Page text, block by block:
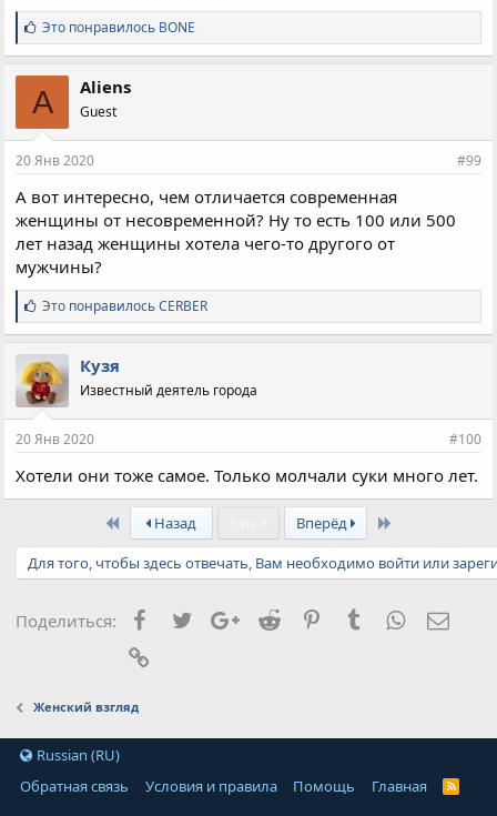
С
и
м
п
а
т
и
:
Это понравилось BONE
A Aliens
Guest
20 Янв 2020 #99
А вот интересно, чем отличается современная
женщины от несовременной? Ну то есть 100 или 500
лет назад женщины хотела чего-то другого от
мужчины?
С
и
м
п
а
т
и
:
Это понравилосьCERBER
Кузя
Известный деятель города
20 Янв 2020 #100
Хотели они тоже самое. Только молчали суки много лет.
First Назад Вперёд
Для того, чтобы здесь отвечать, Вам необходимо войти или
Поделиться: Facebook
TwitterGoogle+
Reddit PinterestTumblrWhatsApp
Женский взгляд
Russian (RU)
Обратная связь
Условия и правила Помощь Главная